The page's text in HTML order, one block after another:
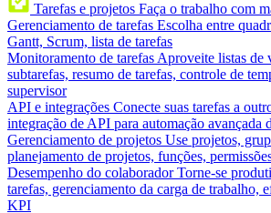
Tarefas e projetos Faça o trabalho com
Gerenciamento de tarefas Escolha entre
Gantt, Scrum, lista de tarefas
Monitoramento de tarefas Aproveite listas de
subtarefas, resumo de tarefas, controle de
supervisor
API e integrações Conecte suas tarefas a
integração de API para automação avançada
Gerenciamento de projetos Use projetos,
planejamento de projetos, funções,
Desempenho do colaborador Torne-se
tarefas, gerenciamento da carga de trabalho,
KPI